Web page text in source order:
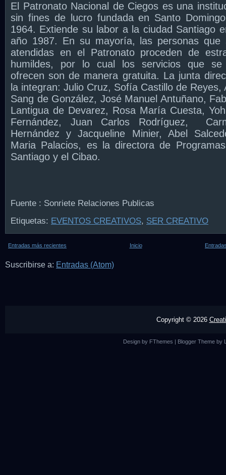
El Patronato Nacional de Ciegos es una
sin fines de lucro fundada en Santo
1964. Extiende su labor a la ciudad Santiago
año 1987. En su mayoría, las personas que
atendidas en el Patronato proceden de
humildes, por lo cual los servicios que se
ofrecen son de manera gratuita. La junta
la integran: Julio Cruz, Sofía Castillo de Reyes,
Sang de González, José Manuel Antuñano,
Lantigua de Devarez, Rosa María Cuesta,
Fernández, Juan Carlos Rodríguez,
Hernández y Jacqueline Minier, Abel
Maria Palacios, es la directora de
Santiago y el Cibao.
Fuente : Sonriete Relaciones Publicas
Etiquetas: EVENTOS CREATIVOS, SER CREATIVO
Entradas más recientes Inicio
Suscribirse a: Entradas (Atom)
Copyright © 2026
Design by FThemes | Blogger Theme by